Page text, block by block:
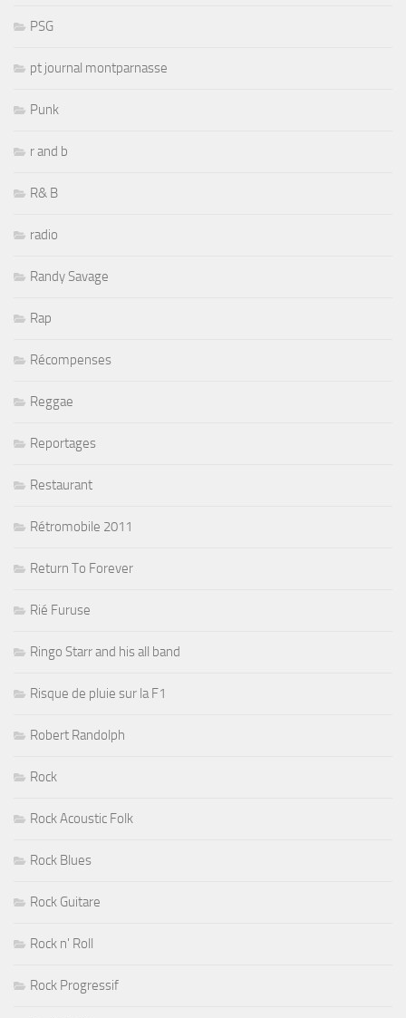
PSG
pt journal montparnasse
Punk
r and b
R& B
radio
Randy Savage
Rap
Récompenses
Reggae
Reportages
Restaurant
Rétromobile 2011
Return To Forever
Rié Furuse
Ringo Starr and his all band
Risque de pluie sur la F1
Robert Randolph
Rock
Rock Acoustic Folk
Rock Blues
Rock Guitare
Rock n' Roll
Rock Progressif